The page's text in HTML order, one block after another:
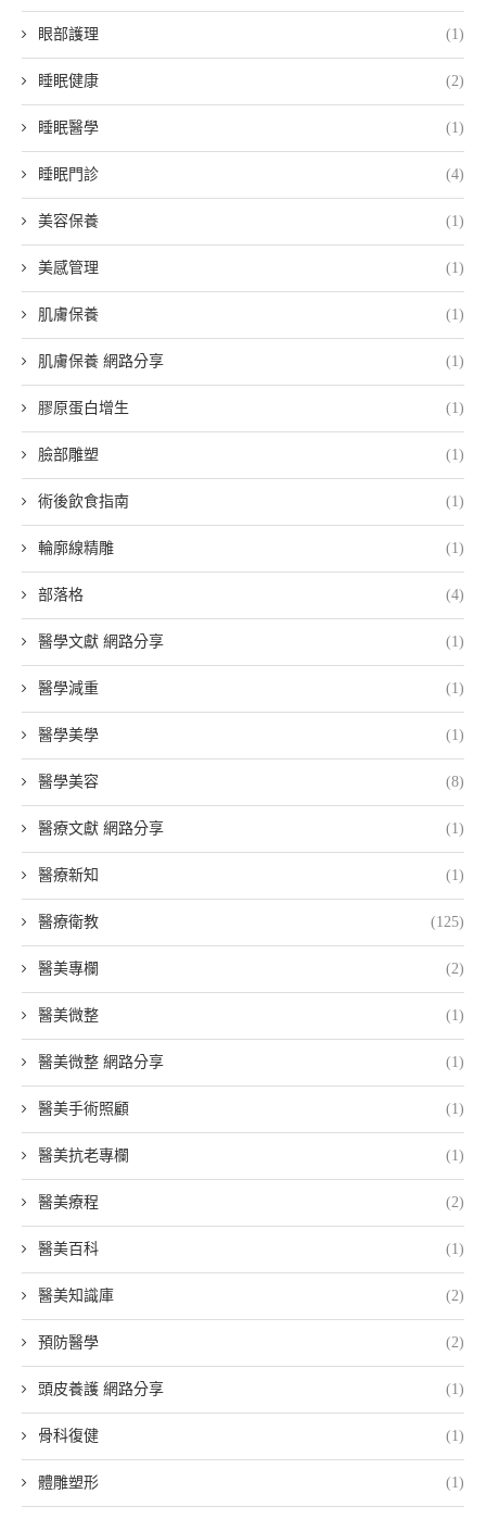
眼部護理 (1)
睡眠健康 (2)
睡眠醫學 (1)
睡眠門診 (4)
美容保養 (1)
美感管理 (1)
肌膚保養 (1)
肌膚保養 網路分享 (1)
膠原蛋白增生 (1)
臉部雕塑 (1)
術後飲食指南 (1)
輪廓線精雕 (1)
部落格 (4)
醫學文獻 網路分享 (1)
醫學減重 (1)
醫學美學 (1)
醫學美容 (8)
醫療文獻 網路分享 (1)
醫療新知 (1)
醫療衛教 (125)
醫美專欄 (2)
醫美微整 (1)
醫美微整 網路分享 (1)
醫美手術照顧 (1)
醫美抗老專欄 (1)
醫美療程 (2)
醫美百科 (1)
醫美知識庫 (2)
預防醫學 (2)
頭皮養護 網路分享 (1)
骨科復健 (1)
體雕塑形 (1)